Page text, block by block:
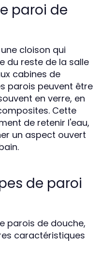
paroi de
cloison qui
du reste de la salle
cabines de
parois peuvent être
en verre, en
Cette
de retenir l'eau,
un aspect ouvert
de paroi
parois de douche,
caractéristiques